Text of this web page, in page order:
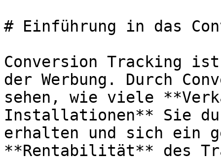
# Einführung in das
Conversion Tracking
der Werbung. Durch
sehen, wie viele
Installationen** Sie
erhalten und sich ein
**Rentabilität** des